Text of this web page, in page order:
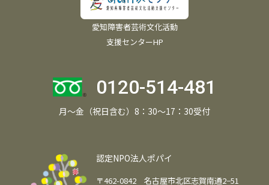
愛知障害者芸術文化活動
支援センターHP
0120-514-481
月～金（祝日含む）8：30～17：30受付
認定NPO法人ポパイ
〒462-0842 名古屋市北区志賀南通2−51